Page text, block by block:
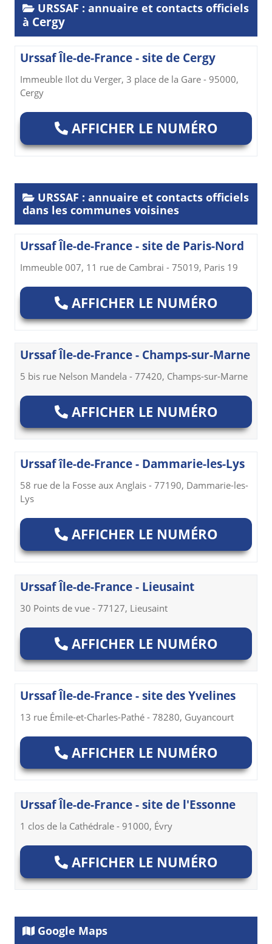
URSSAF : annuaire et contacts officiels
à Cergy
Urssaf Île-de-France - site de Cergy
Immeuble Ilot du Verger, 3 place de la Gare - 95000,
Cergy
AFFICHER LE NUMÉRO
URSSAF : annuaire et contacts officiels
dans les communes voisines
Urssaf Île-de-France - site de Paris-Nord
Immeuble 007, 11 rue de Cambrai - 75019, Paris 19
AFFICHER LE NUMÉRO
Urssaf Île-de-France - Champs-sur-Marne
5 bis rue Nelson Mandela - 77420, Champs-sur-Marne
AFFICHER LE NUMÉRO
Urssaf île-de-France - Dammarie-les-Lys
58 rue de la Fosse aux Anglais - 77190, Dammarie-les-
Lys
AFFICHER LE NUMÉRO
Urssaf Île-de-France - Lieusaint
30 Points de vue - 77127, Lieusaint
AFFICHER LE NUMÉRO
Urssaf Île-de-France - site des Yvelines
13 rue Émile-et-Charles-Pathé - 78280, Guyancourt
AFFICHER LE NUMÉRO
Urssaf Île-de-France - site de l'Essonne
1 clos de la Cathédrale - 91000, Évry
AFFICHER LE NUMÉRO
Google Maps